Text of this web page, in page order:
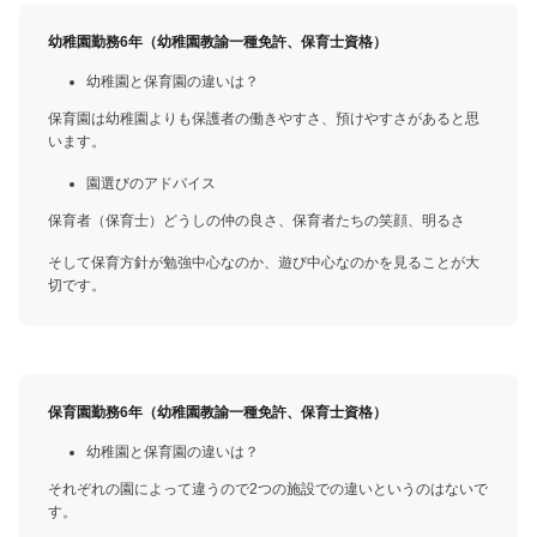
幼稚園勤務6年（幼稚園教諭一種免許、保育士資格）
幼稚園と保育園の違いは？
保育園は幼稚園よりも保護者の働きやすさ、預けやすさがあると思
います。
園選びのアドバイス
保育者（保育士）どうしの仲の良さ、保育者たちの笑顔、明るさ
そして保育方針が勉強中心なのか、遊び中心なのかを見ることが大
切です。
保育園勤務6年（幼稚園教諭一種免許、保育士資格）
幼稚園と保育園の違いは？
それぞれの園によって違うので2つの施設での違いというのはないで
す。